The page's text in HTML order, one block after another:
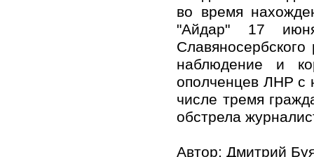
во время
"Айдар" 17
наблюдение и
ополченцев ЛНР с
числе тремя
обстрела
Автор: Дмитрий